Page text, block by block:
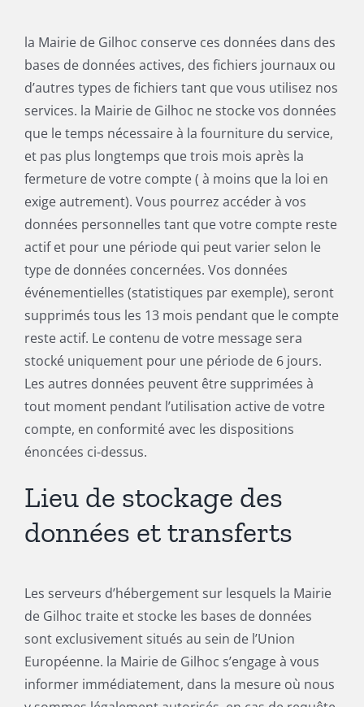
la Mairie de Gilhoc conserve ces données dans des
bases de données actives, des fichiers journaux ou
d’autres types de fichiers tant que vous utilisez nos
services. la Mairie de Gilhoc ne stocke vos données
que le temps nécessaire à la fourniture du service,
et pas plus longtemps que trois mois après la
fermeture de votre compte ( à moins que la loi en
exige autrement). Vous pourrez accéder à vos
données personnelles tant que votre compte reste
actif et pour une période qui peut varier selon le
type de données concernées. Vos données
événementielles (statistiques par exemple), seront
supprimés tous les 13 mois pendant que le compte
reste actif. Le contenu de votre message sera
stocké uniquement pour une période de 6 jours.
Les autres données peuvent être supprimées à
tout moment pendant l’utilisation active de votre
compte, en conformité avec les dispositions
énoncées ci-dessus.
Lieu de stockage des
données et transferts
Les serveurs d’hébergement sur lesquels la Mairie
de Gilhoc traite et stocke les bases de données
sont exclusivement situés au sein de l’Union
Européenne. la Mairie de Gilhoc s’engage à vous
informer immédiatement, dans la mesure où nous